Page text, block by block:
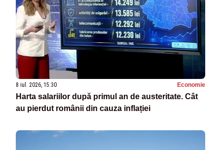
8 iul. 2026, 15:30 Economie
Harta salariilor după primul an de austeritate. Cât
au pierdut românii din cauza inflației